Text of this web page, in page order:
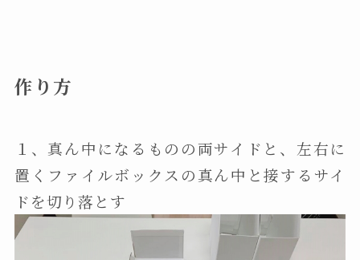
作り方
１、真ん中になるものの両サイドと、左右に
置くファイルボックスの真ん中と接するサイ
ドを切り落とす